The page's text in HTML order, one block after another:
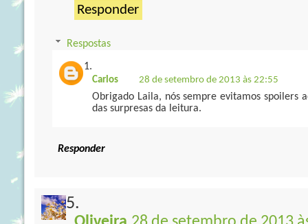
Responder
Respostas
Carlos 28 de setembro de 2013 às 22:55
Obrigado Laila, nós sempre evitamos spoilers
das surpresas da leitura.
Responder